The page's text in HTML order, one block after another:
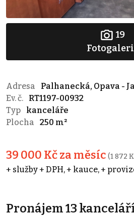
19
Adresa
Palhanecká, Opava -
Ev. č.
RT1197-00932
Typ
kanceláře
Plocha
250 m²
39 000 Kč za měsíc (1 872
+ služby + DPH, + kauce, +
Pronájem 13